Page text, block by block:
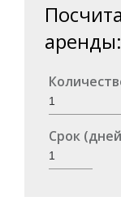
аренды:
Срок